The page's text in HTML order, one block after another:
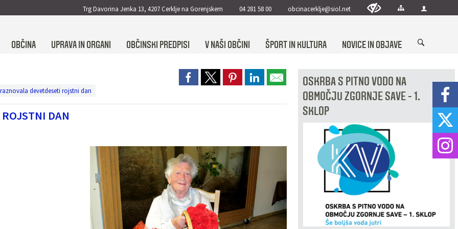
Trg Davorina Jenka 13, 4207 Cerklje na Gorenjskem 04 281 58 00 obcinacerklje@siol.net
OBČINA UPRAVA IN ORGANI OBČINSKI PREDPISI V NAŠI OBČINI ŠPORT IN KULTURA NOVICE IN OBJAVE
devetdeseti rojstni dan
DAN
OSKRBA S PITNO VODO NA
OBMOČJU ZGORNJE SAVE - 1.
SKLOP